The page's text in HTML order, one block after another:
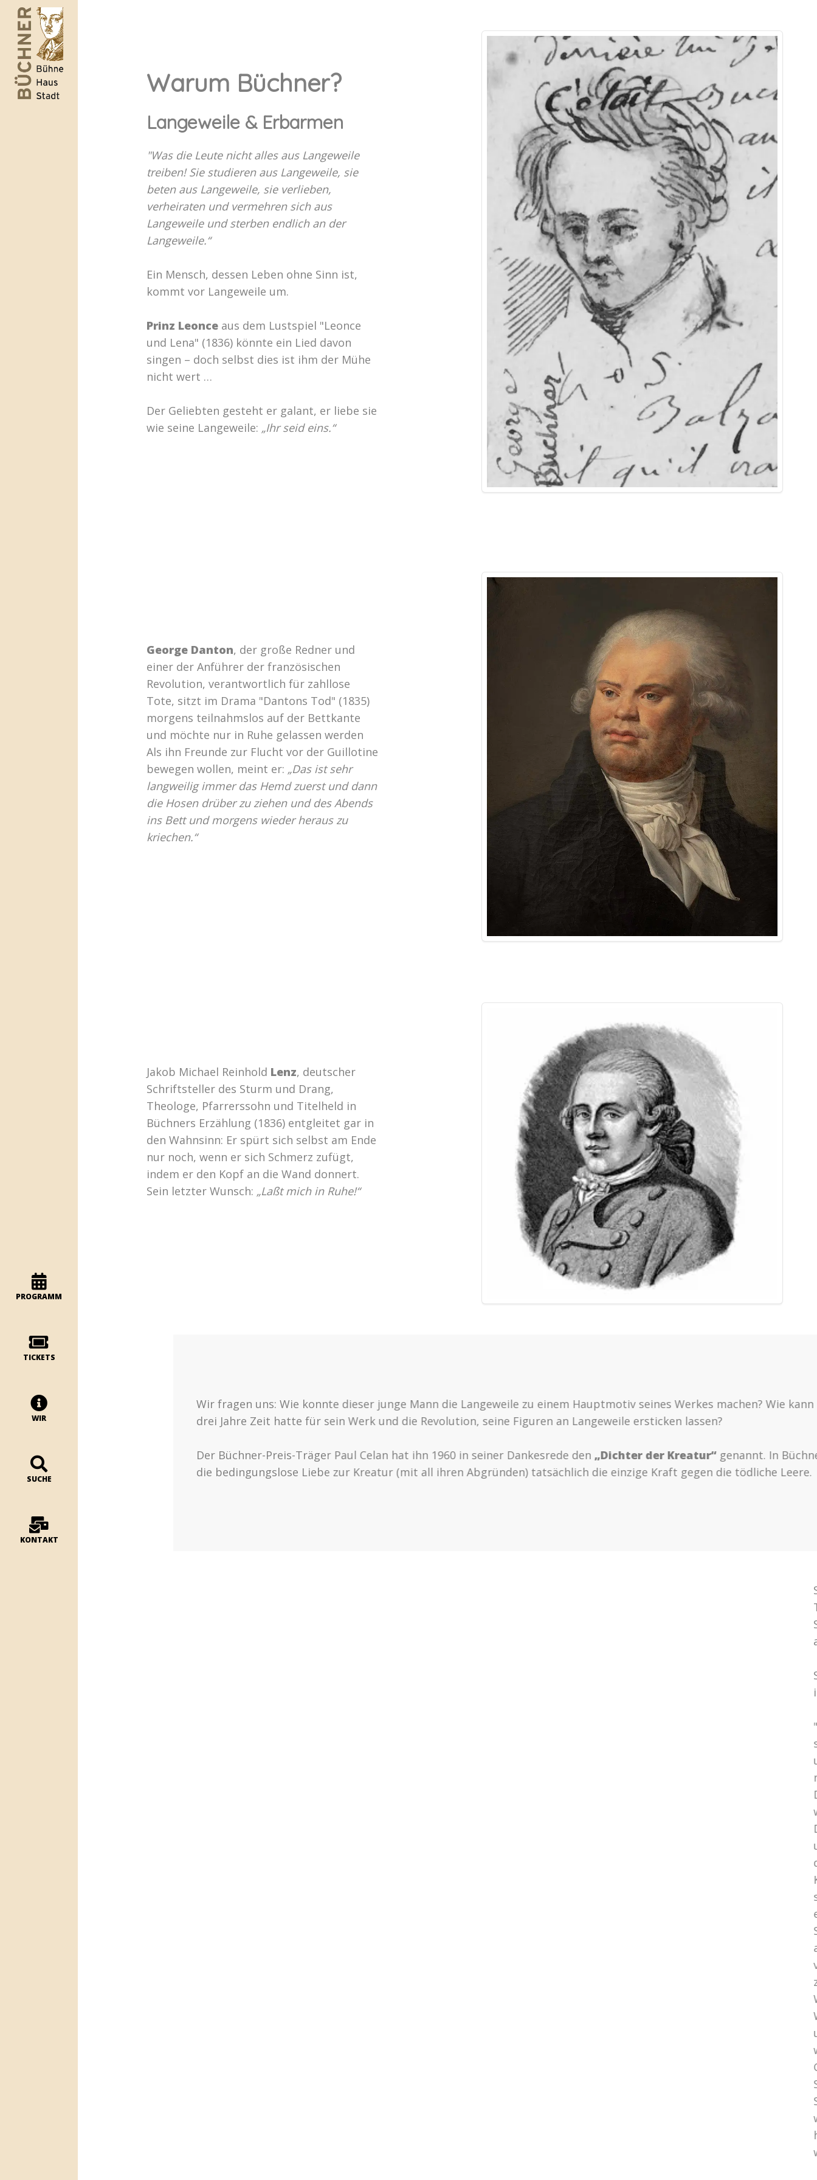
PROGRAMM
TICKETS
WIR
SUCHE
KONTAKT
Warum Büchner?
Langeweile & Erbarmen
"Was die Leute nicht alles aus Langeweile
treiben! Sie studieren aus Langeweile, sie
beten aus Langeweile, sie verlieben,
verheiraten und vermehren sich aus
Langeweile und sterben endlich an der
Langeweile.“
Ein Mensch, dessen Leben ohne Sinn ist,
kommt vor Langeweile um.
Prinz Leonce aus dem Lustspiel "Leonce
und Lena" (1836) könnte ein Lied davon
singen – doch selbst dies ist ihm der Mühe
nicht wert …
Der Geliebten gesteht er galant, er liebe sie
wie seine Langeweile: „Ihr seid eins.“
George Danton, der große Redner und
einer der Anführer der französischen
Revolution, verantwortlich für zahllose
Tote, sitzt im Drama "Dantons Tod" (1835)
morgens teilnahmslos auf der Bettkante
und möchte nur in Ruhe gelassen werden
Als ihn Freunde zur Flucht vor der Guillotine
bewegen wollen, meint er: „Das ist sehr
langweilig immer das Hemd zuerst und dann
die Hosen drüber zu ziehen und des Abends
ins Bett und morgens wieder heraus zu
kriechen.“
Jakob Michael Reinhold Lenz, deutscher
Schriftsteller des Sturm und Drang,
Theologe, Pfarrerssohn und Titelheld in
Büchners Erzählung (1836) entgleitet gar in
den Wahnsinn: Er spürt sich selbst am Ende
nur noch, wenn er sich Schmerz zufügt,
indem er den Kopf an die Wand donnert.
Sein letzter Wunsch: „Laßt mich in Ruhe!“
Wir fragen uns: Wie konnte dieser junge Mann die Langeweile zu einem Hauptmotiv seines Werkes machen? Wie
drei Jahre Zeit hatte für sein Werk und die Revolution, seine Figuren an Langeweile ersticken lassen?
Der Büchner-Preis-Träger Paul Celan hat ihn 1960 in seiner Dankesrede den „Dichter der Kreatur“genannt. In
die bedingungslose Liebe zur Kreatur (mit all ihren Abgründen) tatsächlich die einzige Kraft gegen die tödliche Leere.